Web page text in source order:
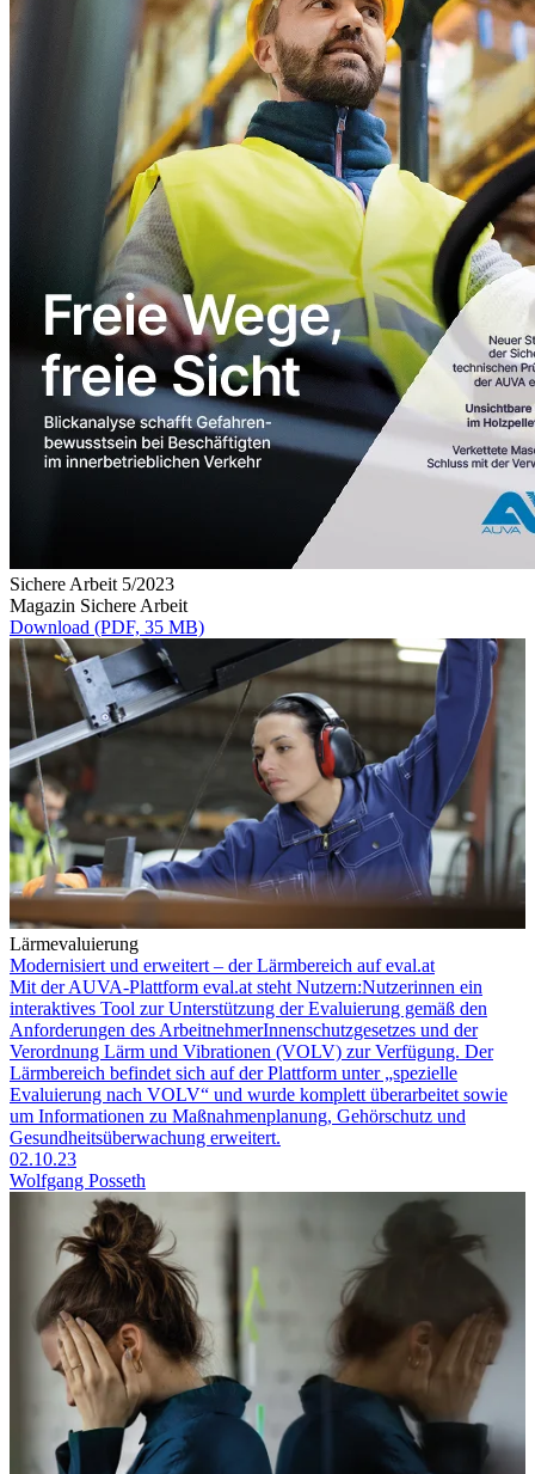
Sichere Arbeit 5/2023
Magazin Sichere Arbeit
Download (PDF, 35 MB)
Lärmevaluierung
Modernisiert und erweitert – der Lärmbereich auf eval.at
Mit der AUVA-Plattform eval.at steht Nutzern:Nutzerinnen ein
interaktives Tool zur Unter­stützung der Evaluierung gemäß den
Anforderungen des ArbeitnehmerInnenschutzgesetzes und der
Verordnung Lärm und Vibrationen (VOLV) zur Verfügung. Der
Lärmbereich befindet sich auf der Plattform unter „spezielle
Evaluierung nach VOLV“ und wurde komplett überarbeitet sowie
um Informationen zu Maßnahmenplanung, Gehörschutz und
Gesundheitsüberwachung erweitert.
02.10.23
Wolfgang Posseth